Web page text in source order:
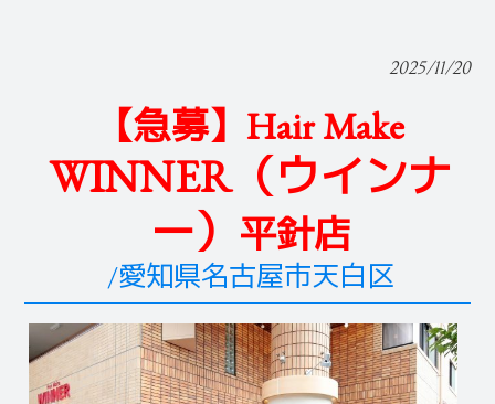
2025/11/20
【急募】Hair Make
WINNER（ウインナ
ー） 平針店
/愛知県名古屋市天白区